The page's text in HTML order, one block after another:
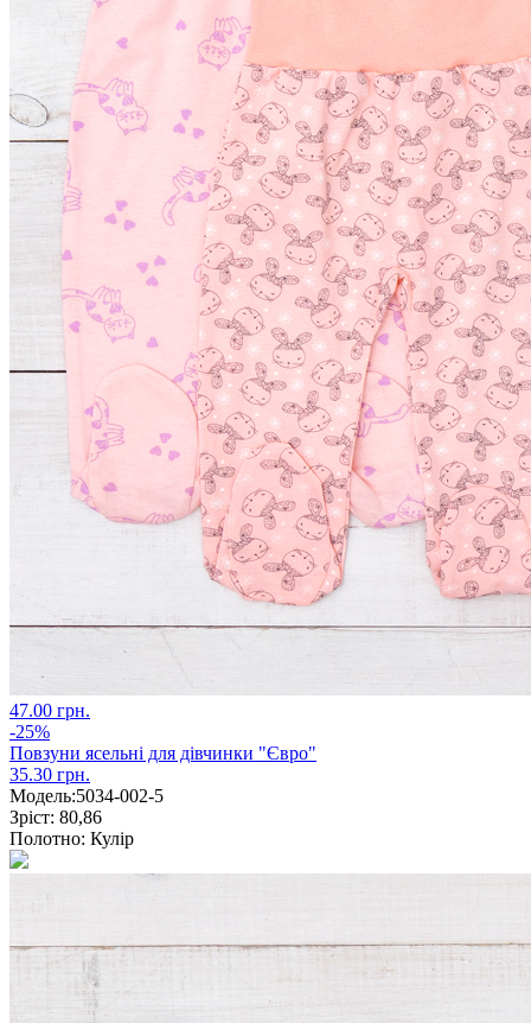
47.00 грн.
-25%
Повзуни ясельні для дівчинки "Євро"
35.30 грн.
Модель:5034-002-5
Зріст: 80,86
Полотно: Кулір